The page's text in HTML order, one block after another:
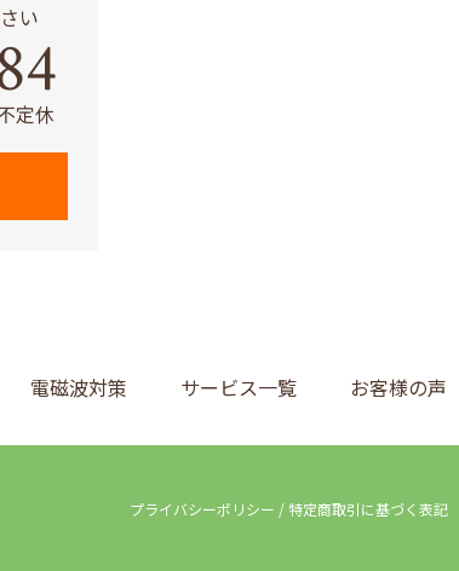
い
定休
電磁波対策 サービス一覧 お客様の声
プライバシーポリシー /特定商取引に基づく表記